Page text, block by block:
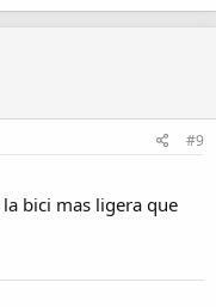
#9
bici mas ligera que